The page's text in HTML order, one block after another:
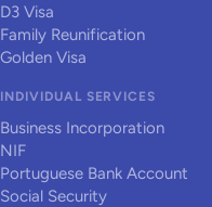
D3 Visa
Family Reunification
Golden Visa
INDIVIDUAL SERVICES
Business Incorporation
NIF
Portuguese Bank Account
Social Security